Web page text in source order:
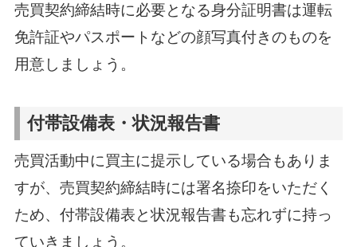
売買契約締結時に必要となる身分証明書は運転
免許証やパスポートなどの顔写真付きのものを
用意しましょう。
付帯設備表・状況報告書
売買活動中に買主に提示している場合もありま
すが、売買契約締結時には署名捺印をいただく
ため、付帯設備表と状況報告書も忘れずに持っ
ていきましょう。